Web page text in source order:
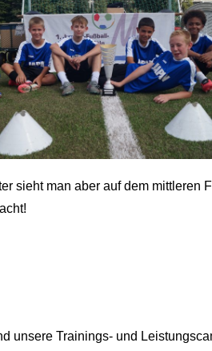
sieht man aber auf dem mittleren
unsere Trainings- und